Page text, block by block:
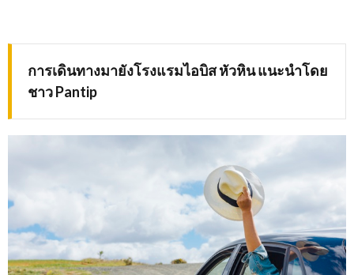
การเดินทางมายังโรงแรมไอบิส หัวหิน แนะนำโดย
ชาวPantip